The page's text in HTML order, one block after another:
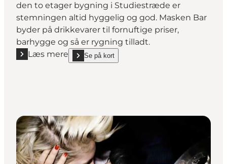
den to etager bygning i Studiestræde er
stemningen altid hyggelig og god. Masken Bar
byder på drikkevarer til fornuftige priser,
barhygge og så er rygning tilladt.
Læs mere
Læs mere "Masken Bar"
Se på kort
show Masken Bar on_map